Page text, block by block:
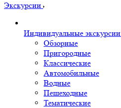
Экскурсии
Индивидуальные экскурсии
Обзорные
Пригородные
Классические
Автомобильные
Водные
Пешеходные
Тематические